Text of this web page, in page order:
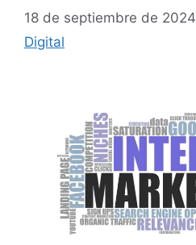
18 de septiembre de 2024
Digital